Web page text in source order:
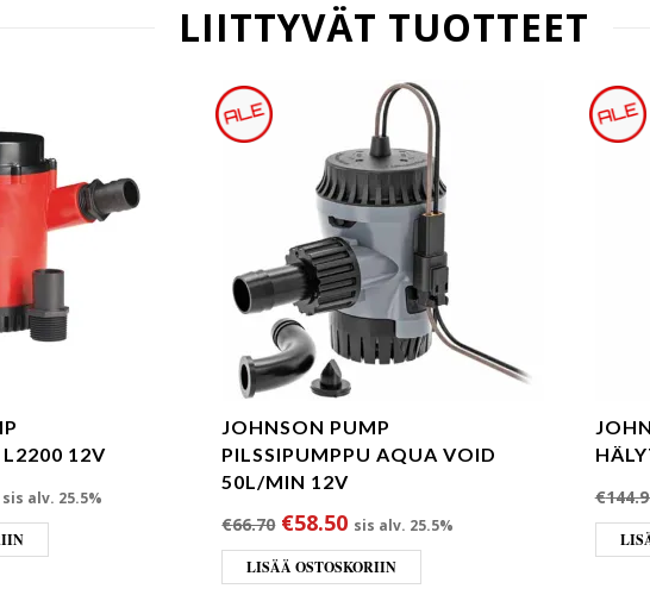
LIITTYVÄT TUOTTEET
L2200 12V
hinta oli: €220.00.
hinta on: €196.70.
sis alv. 25.5%
JOHNSON PUMP
PILSSIPUMPPU AQUA VOID
50L/MIN 12V
€66.70 Alkuperäinen hinta oli: €66.70.
€58.50Nykyinen hinta on: €58.50.
sis alv. 25.5%
LISÄÄ OSTOSKORIIN
€